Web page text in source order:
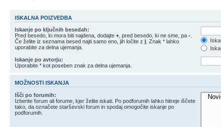
ISKALNA POIZVEDBA
Iskanje po ključnih besedah:
Pred besedo, ki mora biti najdena, dodajte + , pred besedo, ki ne sme, pa -
Če želite iz seznama besed najti samo eno, jih ločite z | . Znak * lahko
uporabite za delna ujemanja.
Iskanje po avtorju:
Uporabite * kot poseben znak za delna ujemanja.
MOŽNOSTI ISKANJA
Išči po forumih:
Izberite forum ali forume, kjer želite iskati. Po podforumih lahko hitreje iščete
tako, da označete starševski forum in spodaj omogočite iskanje po
podforumih.